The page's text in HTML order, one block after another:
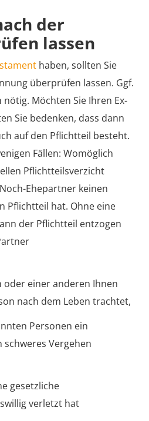
der
lassen
haben, sollten Sie
überprüfen lassen. Ggf.
Möchten Sie Ihren Ex-
Sie bedenken, dass dann
auf den Pflichtteil besteht.
Fällen: Womöglich
Pflichtteilsverzicht
Ehepartner keinen
Pflichtteil hat. Ohne eine
der Pflichtteil entzogen
oder einer anderen Ihnen
nach dem Leben trachtet,
Personen ein
Vergehen
gesetzliche
verletzt hat